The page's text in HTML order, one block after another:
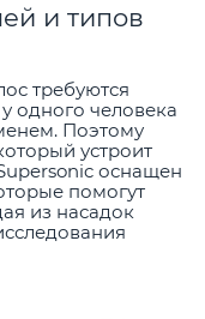
и типов
требуются
одного человека
Поэтому
устроит
оснащен
помогут
из насадок